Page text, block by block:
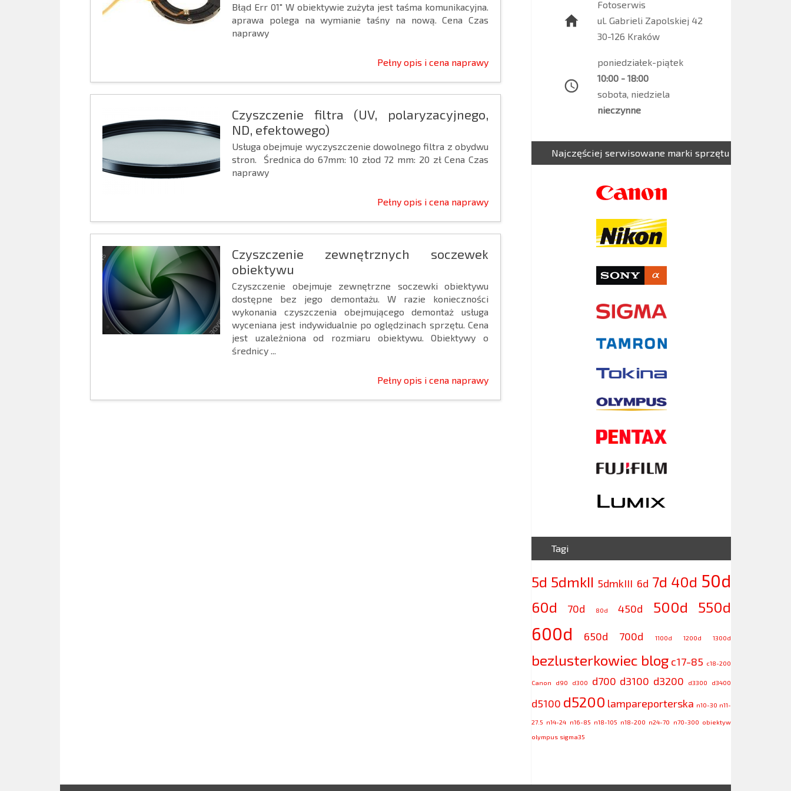
Błąd Err 01″ W obiektywie zużyta jest taśma komunikacyjna.
aprawa polega na wymianie taśny na nową. Cena Czas
naprawy
Pełny opis i cena naprawy
Czyszczenie filtra (UV, polaryzacyjnego,
ND, efektowego)
Usługa obejmuje wyczyszczenie dowolnego filtra z obydwu
stron. Średnica do 67mm: 10 złod 72 mm: 20 zł Cena Czas
naprawy
Pełny opis i cena naprawy
Czyszczenie zewnętrznych soczewek
obiektywu
Czyszczenie obejmuje zewnętrzne soczewki obiektywu
dostępne bez jego demontażu. W razie konieczności
wykonania czyszczenia obejmującego demontaż usługa
wyceniana jest indywidualnie po oględzinach sprzętu. Cena
jest uzależniona od rozmiaru obiektywu. Obiektywy o
średnicy ...
Pełny opis i cena naprawy
Fotoserwis
ul. Gabrieli Zapolskiej 42
30-126 Kraków
poniedziałek-piątek
10:00 - 18:00
sobota, niedziela
nieczynne
Najczęściej serwisowane marki sprzętu
Tagi
5d 5dmkII 5dmkIII 6d 7d 40d 50d
60d 70d 80d 450d 500d 550d
600d 650d 700d 1100d 1200d 1300d
bezlusterkowiec blog c17-85 c18-200
Canon d90 d300 d700 d3100 d3200 d3300 d3400
d5100 d5200 lampareporterska n10-30 n11-
27.5 n14-24 n16-85 n18-105 n18-200 n24-70 n70-300 obiektyw
olympus sigma35